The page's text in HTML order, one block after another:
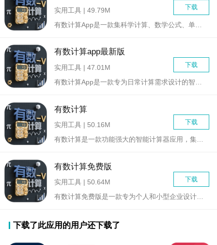
下载
实用工具 | 49.79M
有数计算app最新版
下载
实用工具 | 47.01M
有数计算
下载
实用工具 | 50.16M
有数计算是一款功能强大的智能计算器应用，集科学计算、日常算术...
有数计算免费版
下载
实用工具 | 50.64M
有数计算免费版是一款专为个人和小型企业设计的强大且易于使用的...
下载了此应用的用户还下载了